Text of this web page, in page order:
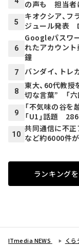
の声も 担当者
5
キオクシア、
ジュール発表
6
Googleパスワ
れたアカウント
鐘
7 バンダイ、ト
8
東大、60代教
切な言葉” 「六
9
「不気味の谷
「U1」話題
10
共同通信に不
など約6000件
ランキング
ITmedia NEWS くら